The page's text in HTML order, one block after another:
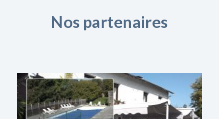
Nos partenaires